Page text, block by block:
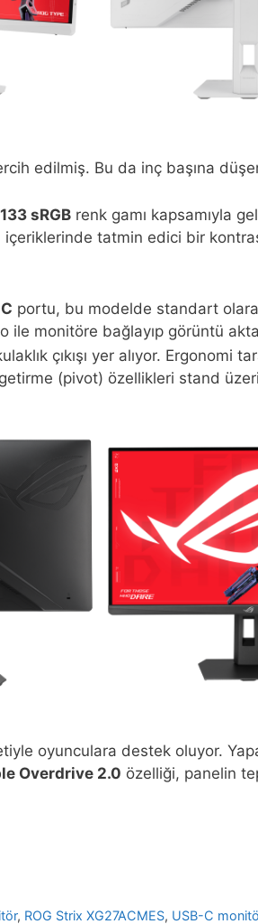
edilmiş. Bu da inç başına
sRGB renk gamı kapsamıyla
tatmin edici bir
portu, bu modelde standart
ile monitöre bağlayıp görüntü
çıkışı yer alıyor.
(pivot) özellikleri stand
oyunculara destek oluyor.
Overdrive 2.0 özelliği, panelin
, ROG Strix XG27ACMES, USB-C